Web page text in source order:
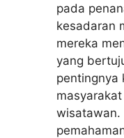
pada
kesadaran
mereka
yang
pentingnya
wisatawan.